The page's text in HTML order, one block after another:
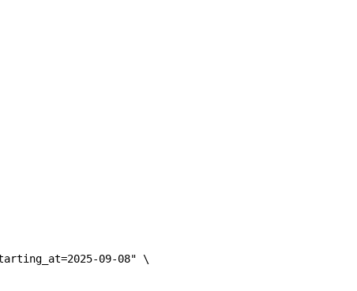
09-08" \